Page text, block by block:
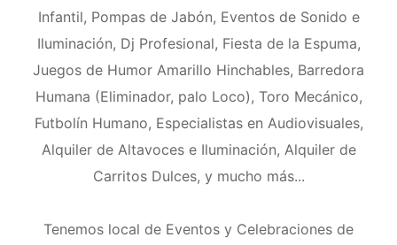
Infantil, Pompas de Jabón, Eventos de Sonido e
Iluminación, Dj Profesional, Fiesta de la Espuma,
Juegos de Humor Amarillo Hinchables, Barredora
Humana (Eliminador, palo Loco), Toro Mecánico,
Futbolín Humano, Especialistas en Audiovisuales,
Alquiler de Altavoces e Iluminación, Alquiler de
Carritos Dulces, y mucho más...
Tenemos local de Eventos y Celebraciones de